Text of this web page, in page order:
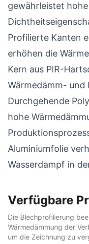
gewährleistet
Profilierte Kanten
erhöhen die
Kern aus PIR-
Wärmedämm-
Durchgehende
hohe
Aluminiumfolie
Wasserdampf in
Verfügbare
Die Blechprofilierung
Wärmedämmung der
um die Zeichnung zu